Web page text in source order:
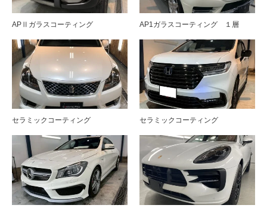
APⅡガラスコーティング AP1ガラスコーティング １層
セラミックコーティング セラミックコーティング